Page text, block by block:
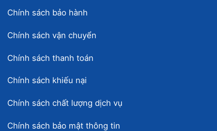
Chính sách bảo hành
Chính sách vận chuyển
Chính sách thanh toán
Chính sách khiếu nại
Chính sách chất lượng dịch vụ
Chính sách bảo mật thông tin